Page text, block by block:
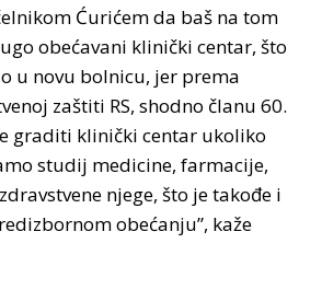
Ćurićem da baš na tom
obećavani klinički centar, što
u novu bolnicu, jer prema
zaštiti RS, shodno članu 60.
graditi klinički centar ukoliko
studij medicine, farmacije,
njege, što je takođe i
obećanju”, kaže